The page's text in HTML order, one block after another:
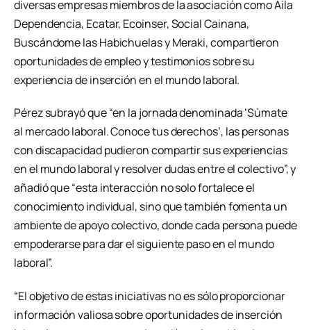
diversas empresas miembros de la asociación como Aila
Dependencia, Ecatar, Ecoinser, Social Cainana,
Buscándome las Habichuelas y Meraki, compartieron
oportunidades de empleo y testimonios sobre su
experiencia de inserción en el mundo laboral.
Pérez subrayó que “en la jornada denominada ‘Súmate
al mercado laboral. Conoce tus derechos’, las personas
con discapacidad pudieron compartir sus experiencias
en el mundo laboral y resolver dudas entre el colectivo”, y
añadió que “esta interacción no solo fortalece el
conocimiento individual, sino que también fomenta un
ambiente de apoyo colectivo, donde cada persona puede
empoderarse para dar el siguiente paso en el mundo
laboral”.
“El objetivo de estas iniciativas no es sólo proporcionar
información valiosa sobre oportunidades de inserción